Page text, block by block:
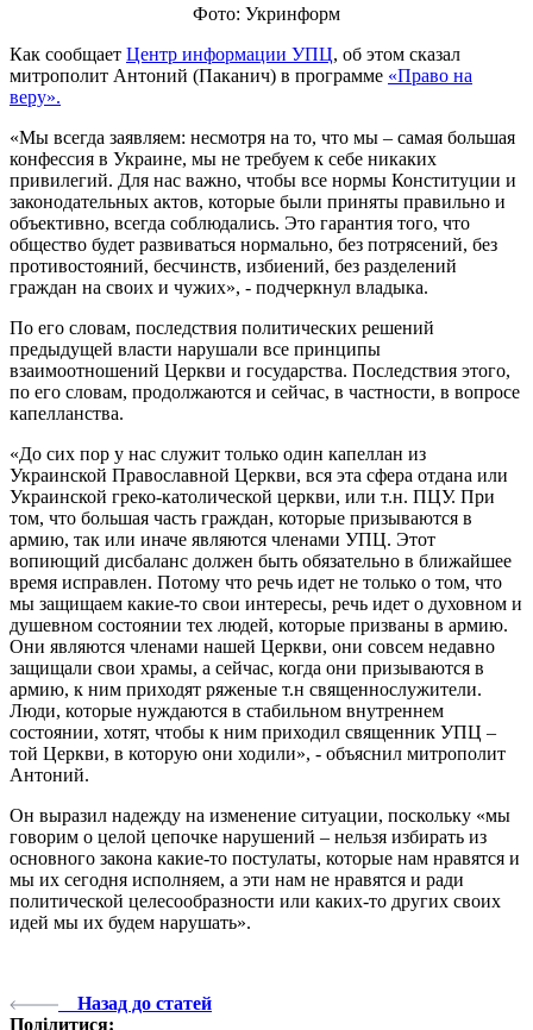
Фото: Укринформ
Как сообщает Центр информации УПЦ, об этом сказал
митрополит Антоний (Паканич) в программе «Право на
веру».
«Мы всегда заявляем: несмотря на то, что мы – самая большая
конфессия в Украине, мы не требуем к себе никаких
привилегий. Для нас важно, чтобы все нормы Конституции и
законодательных актов, которые были приняты правильно и
объективно, всегда соблюдались. Это гарантия того, что
общество будет развиваться нормально, без потрясений, без
противостояний, бесчинств, избиений, без разделений
граждан на своих и чужих», - подчеркнул владыка.
По его словам, последствия политических решений
предыдущей власти нарушали все принципы
взаимоотношений Церкви и государства. Последствия этого,
по его словам, продолжаются и сейчас, в частности, в вопросе
капелланства.
«До сих пор у нас служит только один капеллан из
Украинской Православной Церкви, вся эта сфера отдана или
Украинской греко-католической церкви, или т.н. ПЦУ. При
том, что большая часть граждан, которые призываются в
армию, так или иначе являются членами УПЦ. Этот
вопиющий дисбаланс должен быть обязательно в ближайшее
время исправлен. Потому что речь идет не только о том, что
мы защищаем какие-то свои интересы, речь идет о духовном и
душевном состоянии тех людей, которые призваны в армию.
Они являются членами нашей Церкви, они совсем недавно
защищали свои храмы, а сейчас, когда они призываются в
армию, к ним приходят ряженые т.н священнослужители.
Люди, которые нуждаются в стабильном внутреннем
состоянии, хотят, чтобы к ним приходил священник УПЦ –
той Церкви, в которую они ходили», - объяснил митрополит
Антоний.
Он выразил надежду на изменение ситуации, поскольку «мы
говорим о целой цепочке нарушений – нельзя избирать из
основного закона какие-то постулаты, которые нам нравятся и
мы их сегодня исполняем, а эти нам не нравятся и ради
политической целесообразности или каких-то других своих
идей мы их будем нарушать».
Назад до статей
Поділитися: